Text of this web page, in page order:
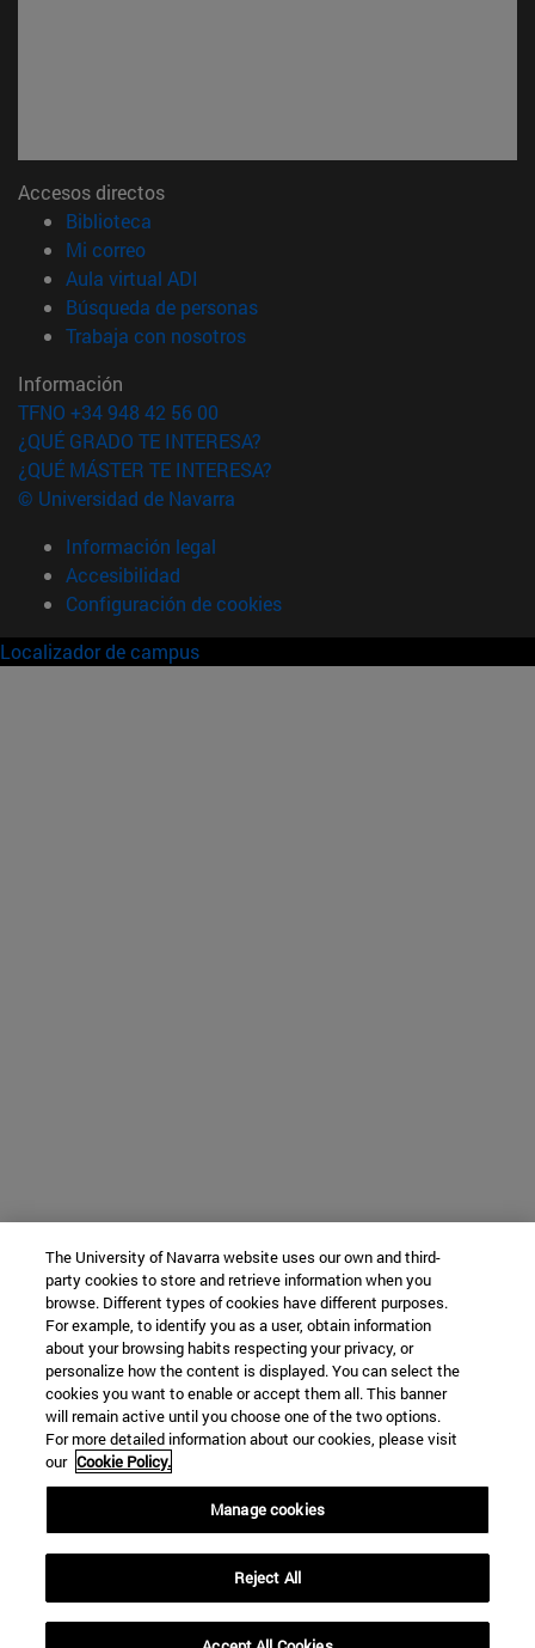
Accesos directos
Biblioteca
Mi correo(abre en nueva ventana)
Aula virtual ADI
Búsqueda de personas(abre en nueva ventana)
Trabaja con nosotros(abre en nueva ventana)
Información
TFNO +34 948 42 56 00
¿QUÉ GRADO TE INTERESA?
¿QUÉ MÁSTER TE INTERESA?
© Universidad de Navarra
Información legal
Accesibilidad
Configuración de cookies
Localizador de campus
The University of Navarra website uses our own and third-
party cookies to store and retrieve information when you
browse. Different types of cookies have different purposes.
For example, to identify you as a user, obtain information
about your browsing habits respecting your privacy, or
personalize how the content is displayed. You can select the
cookies you want to enable or accept them all. This banner
will remain active until you choose one of the two options.
For more detailed information about our cookies, please visit
our Cookie Policy.
Manage cookies
Reject All